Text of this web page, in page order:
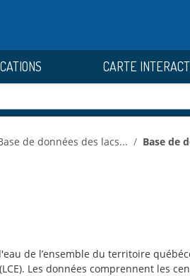
CARTE
de données des lacs... Base de
de l’ensemble du territoire
Les données comprennent les